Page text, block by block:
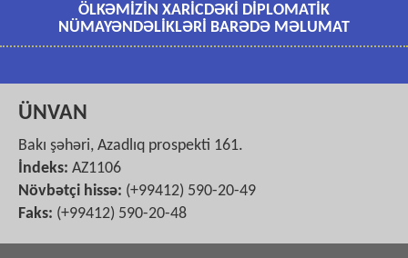
ÖLKƏMİZİN XARİCDƏKİ DİPLOMATİK
NÜMAYƏNDƏLİKLƏRİ BARƏDƏ MƏLUMAT
ÜNVAN
Bakı şəhəri, Azadlıq prospekti 161.
İndeks: AZ1106
Növbətçi hissə: (+99412) 590-20-49
Faks: (+99412) 590-20-48